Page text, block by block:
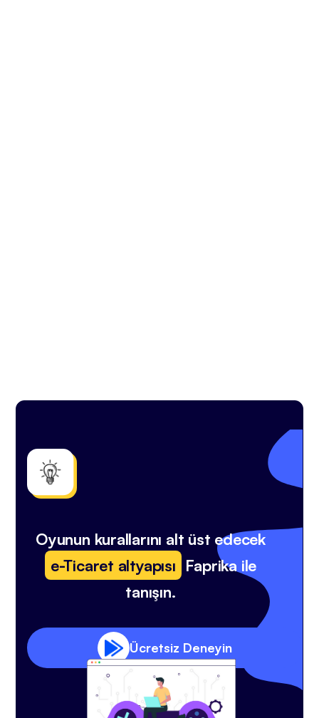
Oyunun kurallarını alt üst edecek
e-Ticaret altyapısı Faprika ile
tanışın.
Ücretsiz Deneyin